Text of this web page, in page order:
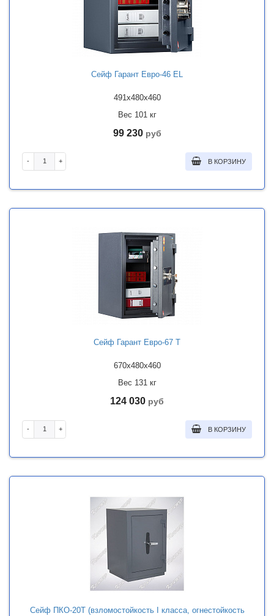
Сейф Гарант Евро-46 EL
491x480x460
Вес 101 кг
99 230 руб
- + В КОРЗИНУ
Сейф Гарант Евро-67 Т
670x480x460
Вес 131 кг
124 030 руб
- + В КОРЗИНУ
Сейф ПКО-20Т (взломостойкость I класса, огнестойкость